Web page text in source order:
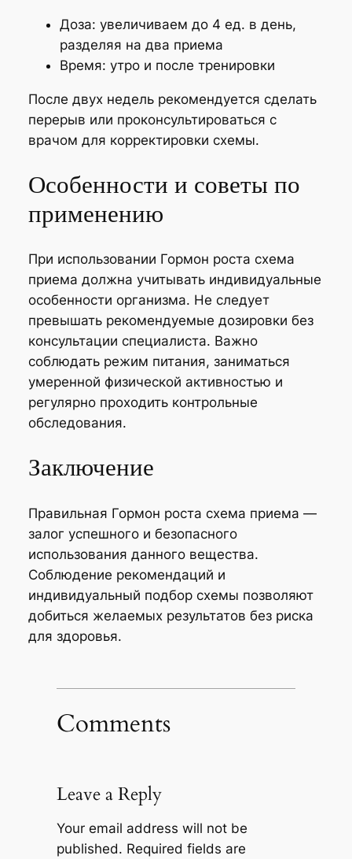
Доза: увеличиваем до 4 ед. в день,
разделяя на два приема
Время: утро и после тренировки
После двух недель рекомендуется сделать
перерыв или проконсультироваться с
врачом для корректировки схемы.
Особенности и советы по
применению
При использовании Гормон роста схема
приема должна учитывать индивидуальные
особенности организма. Не следует
превышать рекомендуемые дозировки без
консультации специалиста. Важно
соблюдать режим питания, заниматься
умеренной физической активностью и
регулярно проходить контрольные
обследования.
Заключение
Правильная Гормон роста схема приема —
залог успешного и безопасного
использования данного вещества.
Соблюдение рекомендаций и
индивидуальный подбор схемы позволяют
добиться желаемых результатов без риска
для здоровья.
Comments
Leave a Reply
Your email address will not be
published. Required fields are